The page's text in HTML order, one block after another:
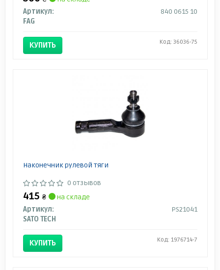
Артикул:
840 0615 10
FAG
КУПИТЬ Код: 36036-75
Наконечник рулевой тяги
0 отзывов
415 ₴
на складе
Артикул:
PS21041
SATO TECH
КУПИТЬ Код: 1976714-7